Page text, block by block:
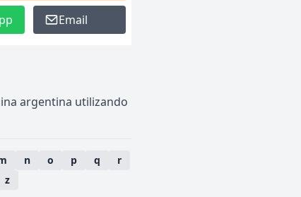
Email
argentina utilizando
n o p q
r
z